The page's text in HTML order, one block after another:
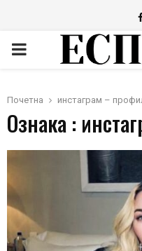
PRIMARY
Почетна инстаграм –
Ознака :